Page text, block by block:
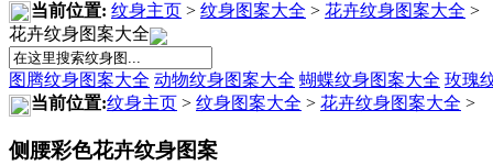
当前位置: 纹身主页 > 纹身图案大全 > 花卉纹身图案大全 >
花卉纹身图案大全
图腾纹身图案大全 动物纹身图案大全 蝴蝶纹身图案大全 玫瑰
当前位置:纹身主页 > 纹身图案大全 > 花卉纹身图案大全 >
侧腰彩色花卉纹身图案